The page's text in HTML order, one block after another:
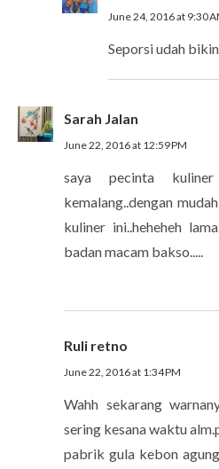
June 24, 2016 at 9:30
Seporsi udah
Sarah Jalan
June 22, 2016 at 12:59 PM
saya pecinta
kemalang..dengan
kuliner ini..heheheh
badan macam bakso.....
Ruli retno
June 22, 2016 at 1:34 PM
Wahh sekarang
sering kesana waktu
pabrik gula kebon